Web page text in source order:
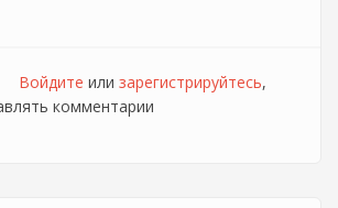
о Новая линейка тарифных планов для
абонентов Зелёная точка (Елец)
Войдите или зарегистрируйтесь,
комментарии